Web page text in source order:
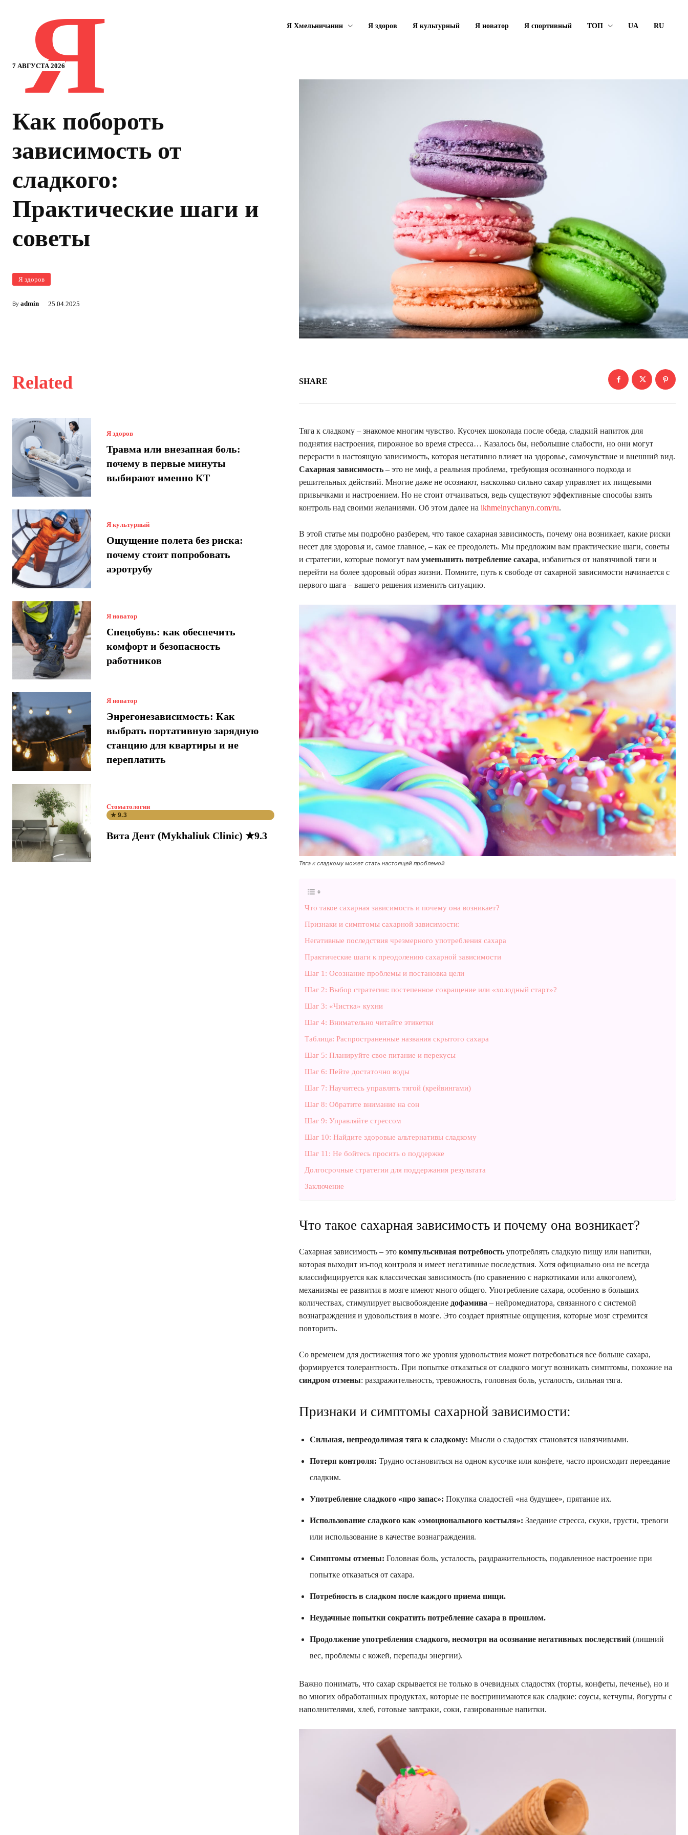
7 АВГУСТА 2026
Я Я Хмельничанин Я здоров Я культурный Я новатор Я спортивный ТОП UA RU
Как побороть
зависимость от
сладкого:
Практические шаги и
советы
Я здоров
By admin 25.04.2025
Related
Я здоров
Травма или внезапная боль:
почему в первые минуты
выбирают именно КТ
Я культурный
Ощущение полета без риска:
почему стоит попробовать
аэротрубу
Я новатор
Спецобувь: как обеспечить
комфорт и безопасность
работников
Я новатор
Энрегонезависимость: Как
выбрать портативную зарядную
станцию для квартиры и не
переплатить
Стоматологии
★ 9.3
Вита Дент (Mykhaliuk Clinic) ★9.3
SHARE
Тяга к сладкому – знакомое многим чувство. Кусочек шоколада после обеда, сладкий напиток для
поднятия настроения, пирожное во время стресса… Казалось бы, небольшие слабости, но они могут
перерасти в настоящую зависимость, которая негативно влияет на здоровье, самочувствие и внешний вид.
Сахарная зависимость – это не миф, а реальная проблема, требующая осознанного подхода и
решительных действий. Многие даже не осознают, насколько сильно сахар управляет их пищевыми
привычками и настроением. Но не стоит отчаиваться, ведь существуют эффективные способы взять
контроль над своими желаниями. Об этом далее на ikhmelnychanyn.com/ru.
В этой статье мы подробно разберем, что такое сахарная зависимость, почему она возникает, какие риски
несет для здоровья и, самое главное, – как ее преодолеть. Мы предложим вам практические шаги, советы
и стратегии, которые помогут вам уменьшить потребление сахара, избавиться от навязчивой тяги и
перейти на более здоровый образ жизни. Помните, путь к свободе от сахарной зависимости начинается с
первого шага – вашего решения изменить ситуацию.
Тяга к сладкому может стать настоящей проблемой
Что такое сахарная зависимость и почему она возникает?
Признаки и симптомы сахарной зависимости:
Негативные последствия чрезмерного употребления сахара
Практические шаги к преодолению сахарной зависимости
Шаг 1: Осознание проблемы и постановка цели
Шаг 2: Выбор стратегии: постепенное сокращение или «холодный старт»?
Шаг 3: «Чистка» кухни
Шаг 4: Внимательно читайте этикетки
Таблица: Распространенные названия скрытого сахара
Шаг 5: Планируйте свое питание и перекусы
Шаг 6: Пейте достаточно воды
Шаг 7: Научитесь управлять тягой (крейвингами)
Шаг 8: Обратите внимание на сон
Шаг 9: Управляйте стрессом
Шаг 10: Найдите здоровые альтернативы сладкому
Шаг 11: Не бойтесь просить о поддержке
Долгосрочные стратегии для поддержания результата
Заключение
Что такое сахарная зависимость и почему она возникает?
Сахарная зависимость – это компульсивная потребность употреблять сладкую пищу или напитки,
которая выходит из-под контроля и имеет негативные последствия. Хотя официально она не всегда
классифицируется как классическая зависимость (по сравнению с наркотиками или алкоголем),
механизмы ее развития в мозге имеют много общего. Употребление сахара, особенно в больших
количествах, стимулирует высвобождение дофамина – нейромедиатора, связанного с системой
вознаграждения и удовольствия в мозге. Это создает приятные ощущения, которые мозг стремится
повторить.
Со временем для достижения того же уровня удовольствия может потребоваться все больше сахара,
формируется толерантность. При попытке отказаться от сладкого могут возникать симптомы, похожие на
синдром отмены: раздражительность, тревожность, головная боль, усталость, сильная тяга.
Признаки и симптомы сахарной зависимости:
Сильная, непреодолимая тяга к сладкому: Мысли о сладостях становятся навязчивыми.
Потеря контроля: Трудно остановиться на одном кусочке или конфете, часто происходит переедание
сладким.
Употребление сладкого «про запас»: Покупка сладостей «на будущее», прятание их.
Использование сладкого как «эмоционального костыля»: Заедание стресса, скуки, грусти, тревоги
или использование в качестве вознаграждения.
Симптомы отмены: Головная боль, усталость, раздражительность, подавленное настроение при
попытке отказаться от сахара.
Потребность в сладком после каждого приема пищи.
Неудачные попытки сократить потребление сахара в прошлом.
Продолжение употребления сладкого, несмотря на осознание негативных последствий (лишний
вес, проблемы с кожей, перепады энергии).
Важно понимать, что сахар скрывается не только в очевидных сладостях (торты, конфеты, печенье), но и
во многих обработанных продуктах, которые не воспринимаются как сладкие: соусы, кетчупы, йогурты с
наполнителями, хлеб, готовые завтраки, соки, газированные напитки.